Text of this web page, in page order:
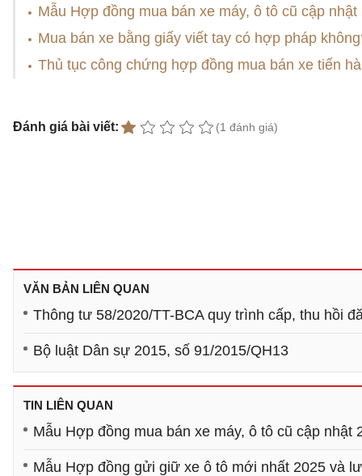
Mẫu Hợp đồng mua bán xe máy, ô tô cũ cập nhật
Mua bán xe bằng giấy viết tay có hợp pháp
Thủ tục công chứng hợp đồng mua bán xe tiến
Đánh giá bài viết: (1 đánh giá)
VĂN BẢN LIÊN QUAN
Thông tư 58/2020/TT-BCA quy trình cấp, thu hồi
Bộ luật Dân sự 2015, số 91/2015/QH13
TIN LIÊN QUAN
Mẫu Hợp đồng mua bán xe máy, ô tô cũ cập nhật
Mẫu Hợp đồng gửi giữ xe ô tô mới nhất 2025 và